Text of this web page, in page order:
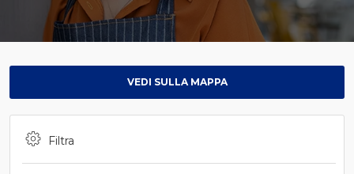
VEDI SULLA MAPPA
Filtra